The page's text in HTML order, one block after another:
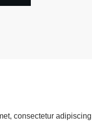
consectetur adipiscing